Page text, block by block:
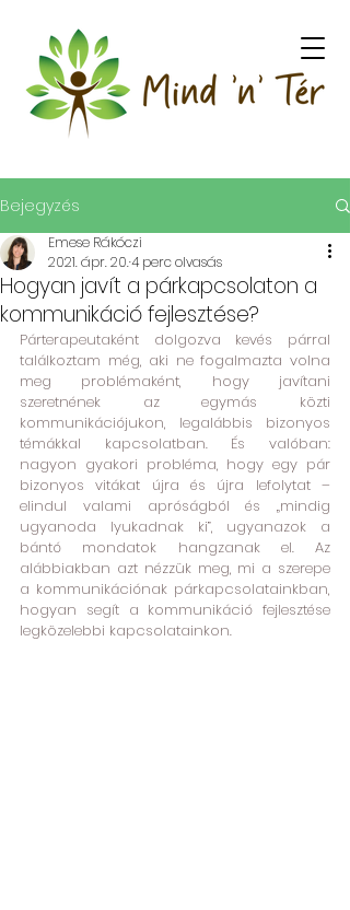
Bejegyzés
Hogyan javít a párkapcsolaton a
kommunikáció fejlesztése?
Emese Rákóczi
2021. ápr. 20.4 perc olvasás
Párterapeutaként dolgozva kevés párral
találkoztam még, aki ne fogalmazta volna
meg problémaként, hogy javítani
szeretnének az egymás közti
kommunikációjukon, legalábbis bizonyos
témákkal kapcsolatban. És valóban:
nagyon gyakori probléma, hogy egy pár
bizonyos vitákat újra és újra lefolytat –
elindul valami apróságból és „mindig
ugyanoda lyukadnak ki”, ugyanazok a
bántó mondatok hangzanak el. Az
alábbiakban azt nézzük meg, mi a szerepe
a kommunikációnak párkapcsolatainkban,
hogyan segít a kommunikáció fejlesztése
legközelebbi kapcsolatainkon.